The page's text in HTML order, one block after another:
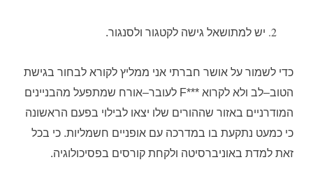
יש למתושאל גישה לקטגור ולסנגור.
כדי לשמור על אושר חברתי אני ממליץ לקורא לבחור בגישת
הטוב–לב ולא לקרוא ***F לעובר–אורח שמתפעל מהבניינים
המודרניים באזור שההורים שלו יצאו לבילוי בפעם הראשונה
כי כמעט נתקעת בו במדרכה עם אופניים חשמליות. כי בכל
זאת למדת באוניברסיטה ולקחת קורסים בפסיכולוגיה.